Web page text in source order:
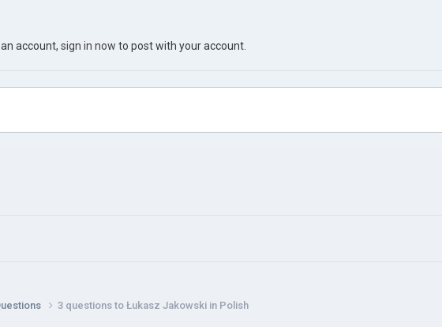
account, sign in now to post with your account.
3 questions to Łukasz Jakowski in Polish